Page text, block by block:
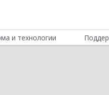
и технологии